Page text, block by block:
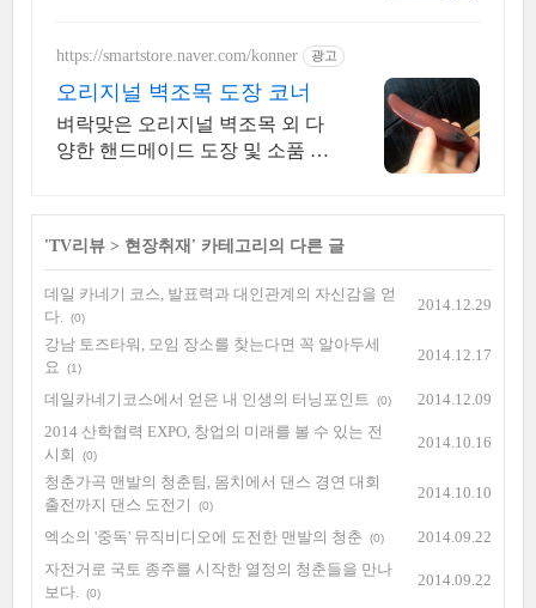
https://smartstore.naver.com/konner 광고
오리지널 벽조목 도장 코너
벼락맞은 오리지널 벽조목 외 다
양한 핸드메이드 도장 및 소품 취
'TV리뷰 > 현장취재 ' 카테고리의 다른 글
데일 카네기 코스, 발표력과 대인관계의 자신감을 얻
다.
(0)
2014.12.29
강남 토즈타워, 모임 장소를 찾는다면 꼭 알아두세
요
(1)
2014.12.17
데일카네기코스에서 얻은 내 인생의 터닝포인트 (0)
2014.12.09
2014 산학협력 EXPO, 창업의 미래를 볼 수 있는 전
시회
(0)
2014.10.16
청춘가곡 맨발의 청춘팀, 몸치에서 댄스 경연 대회
출전까지 댄스 도전기
(0)
2014.10.10
엑소의 '중독' 뮤직비디오에 도전한 맨발의 청춘 (0)
2014.09.22
자전거로 국토 종주를 시작한 열정의 청춘들을 만나
보다.
(0)
2014.09.22